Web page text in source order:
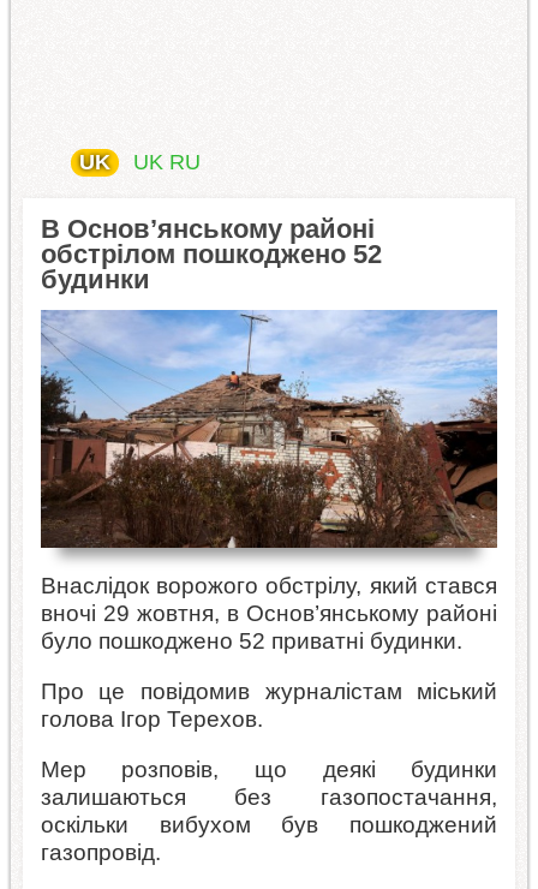
UK UK RU
В Основ’янському районі
обстрілом пошкоджено 52
будинки
Внаслідок ворожого обстрілу, який стався
вночі 29 жовтня, в Основ’янському районі
було пошкоджено 52 приватні будинки.
Про це повідомив журналістам міський
голова Ігор Терехов.
Мер розповів, що деякі будинки
залишаються без газопостачання,
оскільки вибухом був пошкоджений
газопровід.